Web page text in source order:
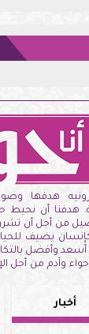
هدفها وصول
هدفنا أن نحيط
من أجل أن
يضيف
أسعد وأفضل
وآدم من أجل
أخبار